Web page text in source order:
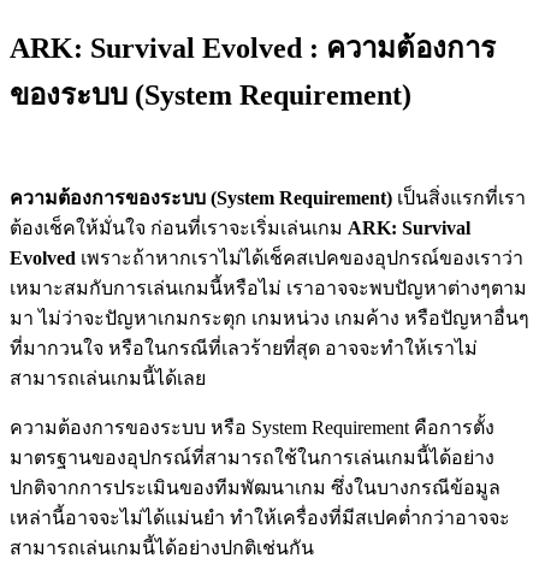
ARK: Survival Evolved : ความต้องการ
ของระบบ (System Requirement)
ความต้องการของระบบ (System Requirement) เป็นสิ่งแรกที่เรา
ต้องเช็คให้มั่นใจ ก่อนที่เราจะเริ่มเล่นเกม ARK: Survival
Evolved เพราะถ้าหากเราไม่ได้เช็คสเปคของอุปกรณ์ของเราว่า
เหมาะสมกับการเล่นเกมนี้หรือไม่ เราอาจจะพบปัญหาต่างๆตาม
มา ไม่ว่าจะปัญหาเกมกระตุก เกมหน่วง เกมค้าง หรือปัญหาอื่นๆ
ที่มากวนใจ หรือในกรณีที่เลวร้ายที่สุด อาจจะทำให้เราไม่
สามารถเล่นเกมนี้ได้เลย
ความต้องการของระบบ หรือ System Requirement คือการตั้ง
มาตรฐานของอุปกรณ์ที่สามารถใช้ในการเล่นเกมนี้ได้อย่าง
ปกติจากการประเมินของทีมพัฒนาเกม ซึ่งในบางกรณีข้อมูล
เหล่านี้อาจจะไม่ได้แม่นยำ ทำให้เครื่องที่มีสเปคต่ำกว่าอาจจะ
สามารถเล่นเกมนี้ได้อย่างปกติเช่นกัน